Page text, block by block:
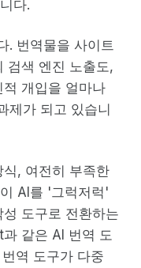
다.
. 번역물을 사이트
검색 엔진 노출도,
개입을 얼마나
제가 되고 있습니
, 여전히 부족한
AI를 '그럭저럭'
도구로 전환하는
같은 AI 번역 도
역 도구가 다중